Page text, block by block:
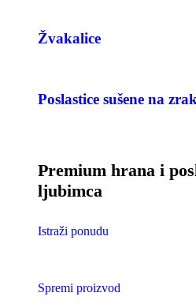
Žvakalice
Poslastice sušene na
Premium hrana i
ljubimca
Istraži ponudu
Spremi proizvod